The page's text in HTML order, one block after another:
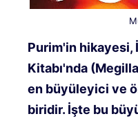
Purim'in hikayesi,
Kitabı'nda
en büyüleyici ve
biridir. İşte bu